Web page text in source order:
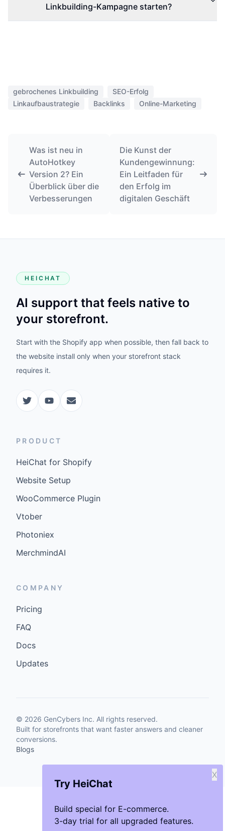
Linkbuilding-Kampagne starten?
Try HeiChat
Build special for E-commerce.
3-day trial for all upgraded features.
X
gebrochenes Linkbuilding
SEO-Erfolg
Linkaufbaustrategie
Backlinks Online-Marketing
Was ist neu in
AutoHotkey
Version 2? Ein
Überblick über die
Verbesserungen
Die Kunst der
Kundengewinnung:
Ein Leitfaden für
den Erfolg im
digitalen Geschäft
HEICHAT
AI support that feels native to
your storefront.
Start with the Shopify app when possible, then fall back to
the website install only when your storefront stack
requires it.
PRODUCT
HeiChat for Shopify
Website Setup
WooCommerce Plugin
Vtober
Photoniex
MerchmindAI
COMPANY
Pricing
FAQ
Docs
Updates
© 2026 GenCybers Inc. All rights reserved.
Built for storefronts that want faster answers and cleaner
conversions.
Blogs